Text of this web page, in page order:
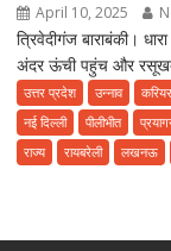
April 10, 2025
त्रिवेदीगंज बाराबंकी।
अंदर ऊंची पहुंच और
उत्तर प्रदेश उन्नाव करियर
नई दिल्ली
पीलीभीत
राज्य
रायबरेली लखनऊ